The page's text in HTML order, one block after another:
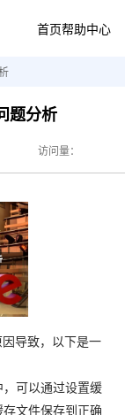
首页帮助中心
题分析
访问量：
导致，以下是一
，可以通过设置缓
文件保存到正确